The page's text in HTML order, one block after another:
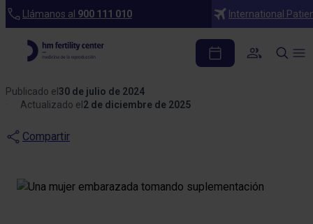
Llámanos al 900 111 010 International
Blog
Suplementos y vitaminas
para mejorar la fertilidad
Publicado el 30 de julio de 2024
Actualizado el 2 de diciembre de 2025
Compartir